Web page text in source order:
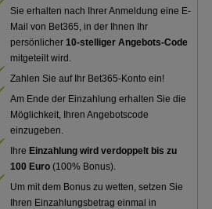
Sie erhalten nach Ihrer Anmeldung eine E-
Mail von Bet365, in der Ihnen Ihr
persönlicher10-stelliger Angebots-Code
mitgeteilt wird.
Zahlen Sie auf Ihr Bet365-Konto ein!
Am Ende der Einzahlung erhalten Sie die
Möglichkeit, Ihren Angebotscode
einzugeben.
Ihre Einzahlung wird verdoppelt bis zu
100 Euro (100% Bonus).
Um mit dem Bonus zu wetten, setzen Sie
Ihren Einzahlungsbetrag einmal in